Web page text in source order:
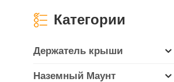
Категории
Держатель крыши
Наземный Маунт